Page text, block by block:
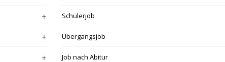
Schülerjob
Übergangsjob
Job nach Abitur